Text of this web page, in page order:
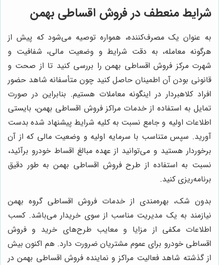
شرایط منعطف در فروش اقساطی بهمن
به عنوان یک مصرف‌کننده، همواره توصیه می‌شود که پیش از
هرگونه معامله، به دقت شرایط و وضعیت مالی، شفافیت و
شهرت مرکز فروش اقساطی بهمن را بررسی کنید تا از صحت و
قانونی بودن آن اطمینان حاصل کنید چون متأسفانه شاهد حضور
افراد کلاهبردار در اینگونه معاملات هستیم. بنابراین در صورت
تمایل به استفاده از خدمات مراکز فروش اقساطی بهمن، بایستی
اطلاعات اولیه و جامع نسبت به کلیه شرایط پیشنهاد شده بدست
آورید. سپس متناسب با سرمایه اولیه و وضعیت مالی که از آن
برخوردار هستید و می‌توانید از عهده مبالغ اقساط خودرو برآئید،
نسبت به استفاده از طرح فروش اقساطی بهمن به طور دقیق
برنامه‌ریزی کنید.
بدون شک، بهره‌مندی از خدمات فروش اقساطی گروه بهمن
نیازمند به یک مدیریت مناسب از سوی خریدار می‌باشد. کسب
اطلاعات مکفی از مزایا و معایب طرح‌های خرید و فروش
اقساطی خودرو برای عموم مشتریان ضرورت دارد. هم اکنون بیش
از گذشته شاهد فعالیت مراکز و نماینده فروش اقساطی بهمن در